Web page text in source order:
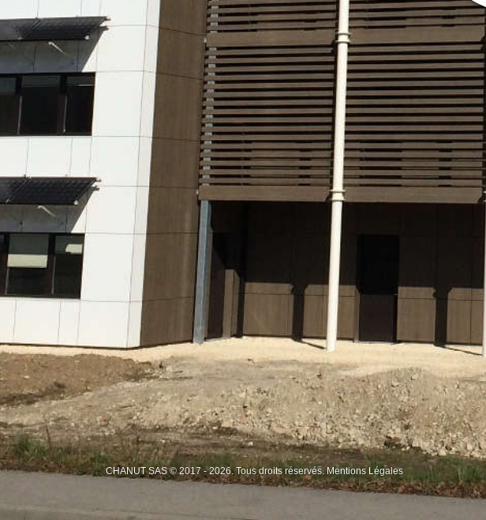
CHANUT SAS © 2017 - 2026. Tous droits réservés.Mentions Légales